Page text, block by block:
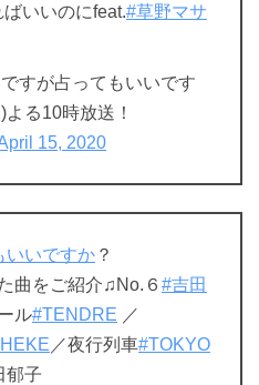
ばいいのにfeat.#草野マサ
すが占ってもいいです
る10時放送！
15, 2020
いいですか ？
曲をご紹介♫No.６ #吉田
ル#TENDRE ／
／夜行列車#TOKYO
郁子